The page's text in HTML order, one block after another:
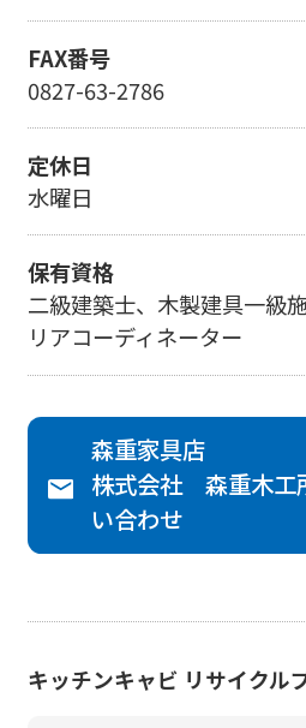
FAX番号
0827-63-2786
定休日
水曜日
保有資格
二級建築士、木製建具一級
リアコーディネーター
森重家具店
株式会社 森重木工
い合わせ
キッチンキャビ リサイクル